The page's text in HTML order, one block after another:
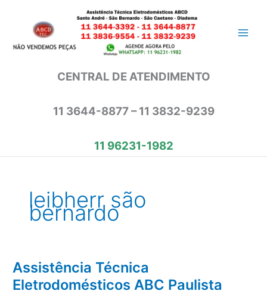
conteúdo
CENTRAL DE ATENDIMENTO
11 3644-8877 – 11 3832-9239
11 96231-1982
leibherr são
bernardo
Assistência Técnica
Eletrodomésticos ABC Paulista